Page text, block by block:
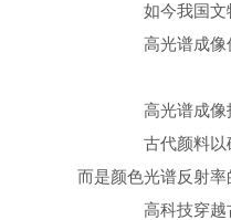
如今我国文物
高光谱成像仪
高光谱成像
古代颜料以矿
而是颜色光谱反射
高科技穿越